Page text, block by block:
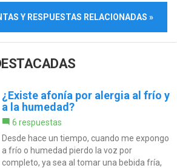
Y RESPUESTAS RELACIONADAS »
¿Existe afonía por alergia al frío y
a la humedad?
6 respuestas
Desde hace un tiempo, cuando me expongo
a frío o humedad pierdo la voz por
completo, ya sea al tomar una bebida fría,